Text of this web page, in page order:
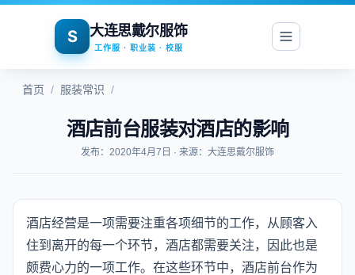
S 大连思戴尔服饰
工作服 · 职业装 · 校服
首页 / 服装常识 /
酒店前台服装对酒店的影响
发布：2020年4月7日 · 来源：大连思戴尔服饰
酒店经营是一项需要注重各项细节的工作，从顾客入
住到离开的每一个环节，酒店都需要关注，因此也是
颇费心力的一项工作。在这些环节中，酒店前台作为